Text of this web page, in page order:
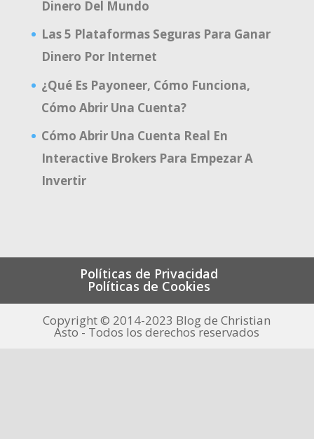
Dinero Del Mundo
Las 5 Plataformas Seguras Para Ganar
Dinero Por Internet
¿Qué Es Payoneer, Cómo Funciona,
Cómo Abrir Una Cuenta?
Cómo Abrir Una Cuenta Real En
Interactive Brokers Para Empezar A
Invertir
Políticas de Privacidad
Políticas de Cookies
Copyright © 2014-2023 Blog de Christian
Asto - Todos los derechos reservados